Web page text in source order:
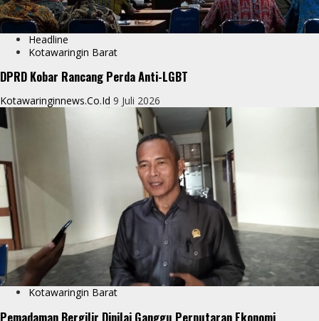
Headline
Kotawaringin Barat
DPRD Kobar Rancang Perda Anti-LGBT
Kotawaringinnews.co.id 9 Juli 2026
Kotawaringin Barat
Pemadaman Bergilir Dinilai Ganggu Perputaran Ekonomi